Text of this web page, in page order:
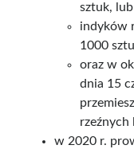
sztuk, lub
indyków
1000
oraz w
dnia 15
rzeźnych
w 2020 r.